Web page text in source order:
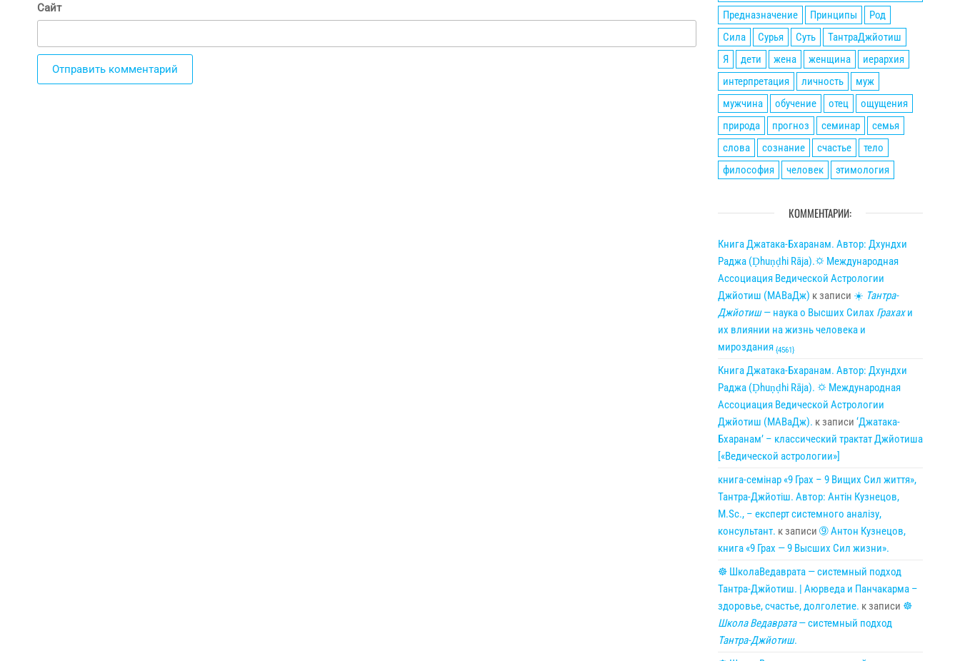
Сайт
Предназначение
Принципы
Род
Сила
Сурья Суть
ТантраДжйотиш
Я
дети жена женщина
иерархия
интерпретация
личность
муж
мужчина
обучение отец
ощущения
природа
прогноз семинар
семья
слова
сознание счастье
тело
философия
человек этимология
КОММЕНТАРИИ:
Книга Джатака-Бхаранам. Автор: Дхундхи
Раджа (Ḍhuṇḍhi Rāja).🌣 Международная
Ассоциация Ведической Астрологии
Джйотиш (МАВаДж) к записи ☀ Тантра-
Джйотиш— наука о Высших Силах Грахахи
их влиянии на жизнь человека и
мироздания {4561}
Книга Джатака-Бхаранам. Автор: Дхундхи
Раджа (Ḍhuṇḍhi Rāja). 🌣 Международная
Ассоциация Ведической Астрологии
Джйотиш (МАВаДж). к записи ‘Джатака-
Бхаранам’ – классический трактат Джйотиша
[«Ведической астрологии»]
книга-семінар «9 Грах – 9 Вищих Сил життя»,
Тантра-Джйотіш. Автор: Антін Кузнецов,
M.Sc., – експерт системного аналізу,
консультант. к записи ➈ Антон Кузнецов,
книга «9 Грах — 9 Высших Сил жизни».
☸ ШколаВедаврата — системный подход
Тантра-Джйотиш. | Аюрведа и Панчакарма –
здоровье, счастье, долголетие. к записи ☸
Школа Ведаврата— системный подход
Тантра-Джйотиш.